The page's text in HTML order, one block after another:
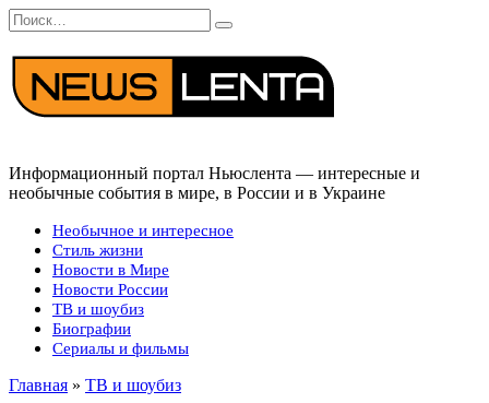
Перейти
к
содержанию
Search
for:
Информационный портал Ньюслента — интересные и
необычные события в мире, в России и в Украине
Необычное и интересное
Стиль жизни
Новости в Мире
Новости России
ТВ и шоубиз
Биографии
Сериалы и фильмы
Главная » ТВ и шоубиз